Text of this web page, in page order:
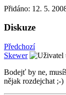
Přidáno: 12. 5.
Diskuze
Předchozí
Skewer
Bodejť by ne,
nějak rozdejchat ;-)